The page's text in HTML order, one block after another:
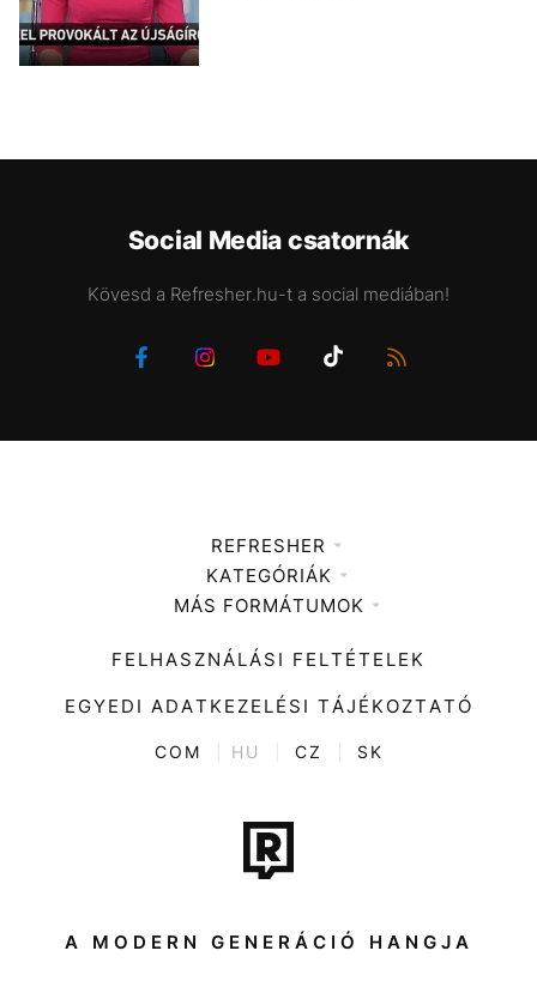
Social Media csatornák
Kövesd a Refresher.hu-t a social mediában!
REFRESHER
Médiaajánlat
KATEGÓRIÁK
Zene
Divat
Kultúra
ENTR
Tech-Tudomány
Sport
Társadalom
MÁS FORMÁTUMOK
FELHASZNÁLÁSI FELTÉTELEK
EGYEDI ADATKEZELÉSI TÁJÉKOZTATÓ
COM HU CZ SK
A MODERN GENERÁCIÓ HANGJA